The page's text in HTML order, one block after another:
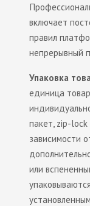
включает
правил
непрерывный
Упаковка
единица
пакет, zip-lock
зависимости
или